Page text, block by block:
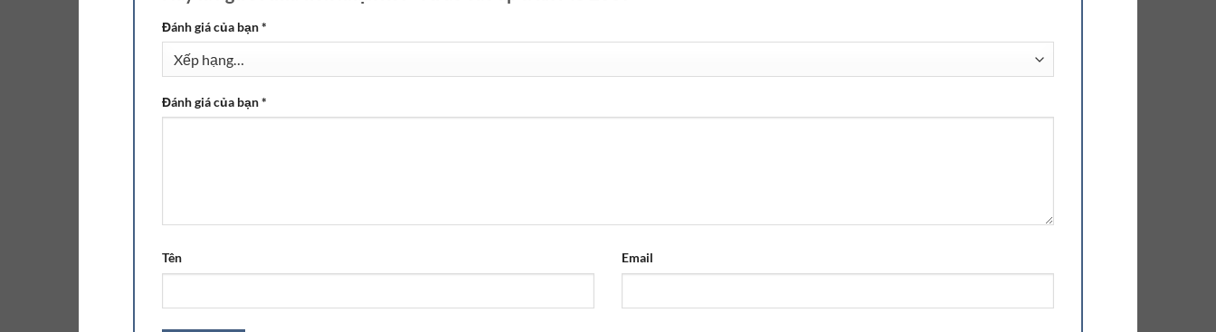
Đánh giá của bạn*
Đánh giá của bạn*
Tên Email